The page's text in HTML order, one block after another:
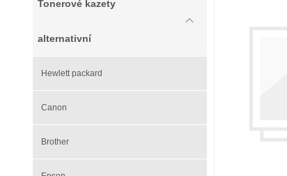
Tonerové kazety
alternativní
Hewlett packard
Canon
Brother